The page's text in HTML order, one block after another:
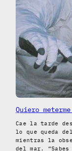
Quiero
Cae la tarde
lo que queda
mientras la
del mar.